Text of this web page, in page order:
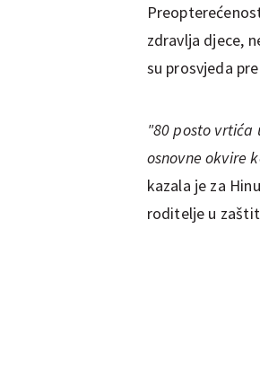
zdravlja djece,
su prosvjeda
"80 posto vrtića
osnovne okvire
kazala je za
roditelje u